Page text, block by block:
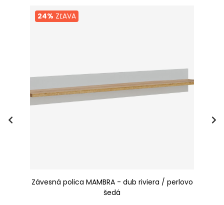
24% ZĽAVA
Závesná polica MAMBRA - dub riviera / perlovo
šedá